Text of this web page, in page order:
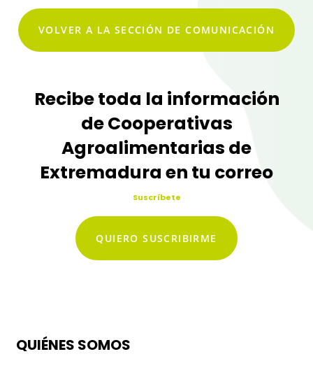
VOLVER A LA SECCIÓN DE COMUNICACIÓN
Recibe toda la información
de Cooperativas
Agroalimentarias de
Extremadura en tu correo
Suscríbete
QUIERO SUSCRIBIRME
QUIÉNES SOMOS